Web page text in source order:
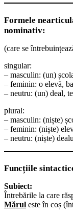
Formele
nominativ:
(care se
singular:
– masculin: (un)
– feminin: o elevă,
– neutru: (un) deal,
plural:
– masculin: (niște)
– feminin: (niște)
– neutru: (niște)
Funcțiile
Subiect:
Întrebările la care
Mărul este în coș